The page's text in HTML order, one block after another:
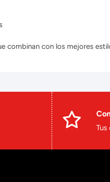
combinan con los mejores